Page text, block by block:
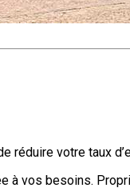
réduire votre taux
à vos besoins.